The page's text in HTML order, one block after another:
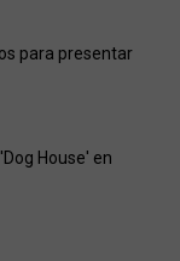
para presentar
House' en